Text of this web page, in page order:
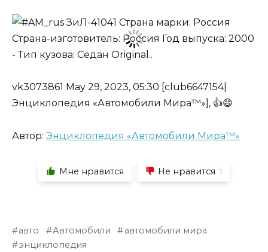
vk3073861 May 29, 2023, 05:30 [club6647154|
Энциклопедия «Автомобили Мира™»], 👍😄
Автор: Энциклопедия «Автомобили Мира™»
Мне нравится Не нравится 1
авто Автомобили
автомобили мира
энциклопедия